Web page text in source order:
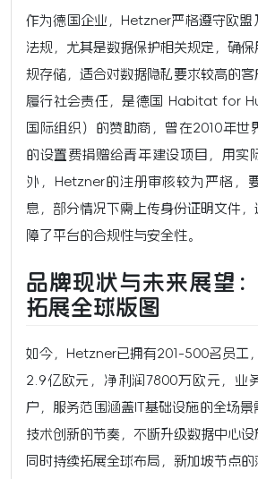
作为德国企业，Hetzner严格遵守欧盟
法规，尤其是数据保护相关规定，确
规存储，适合对数据隐私要求较高的
履行社会责任，是德国 Habitat for
国际组织）的赞助商，曾在2010年世
的设置费捐赠给青年建设项目，用实
外，Hetzner的注册审核较为严格，
息，部分情况下需上传身份证明文件
障了平台的合规性与安全性。
品牌现状与未来展望
拓展全球版图
如今，Hetzner已拥有201-500名员工
2.9亿欧元，净利润7800万欧元，业
户，服务范围涵盖IT基础设施的全场
技术创新的节奏，不断升级数据中心设
同时持续拓展全球布局，新加坡节点